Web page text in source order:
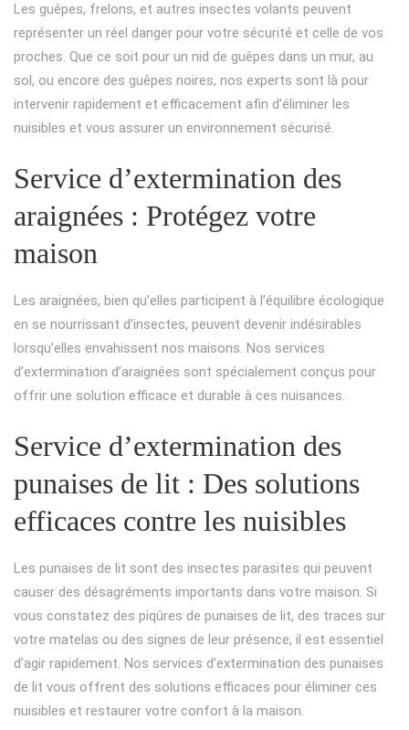
Les guêpes, frelons, et autres insectes volants peuvent
représenter un réel danger pour votre sécurité et celle de vos
proches. Que ce soit pour un nid de guêpes dans un mur, au
sol, ou encore des guêpes noires, nos experts sont là pour
intervenir rapidement et efficacement afin d’éliminer les
nuisibles et vous assurer un environnement sécurisé.
Service d’extermination des
araignées : Protégez votre
maison
Les araignées, bien qu’elles participent à l’équilibre écologique
en se nourrissant d’insectes, peuvent devenir indésirables
lorsqu’elles envahissent nos maisons. Nos services
d’extermination d’araignées sont spécialement conçus pour
offrir une solution efficace et durable à ces nuisances.
Service d’extermination des
punaises de lit : Des solutions
efficaces contre les nuisibles
Les punaises de lit sont des insectes parasites qui peuvent
causer des désagréments importants dans votre maison. Si
vous constatez des piqûres de punaises de lit, des traces sur
votre matelas ou des signes de leur présence, il est essentiel
d’agir rapidement. Nos services d’extermination des punaises
de lit vous offrent des solutions efficaces pour éliminer ces
nuisibles et restaurer votre confort à la maison.